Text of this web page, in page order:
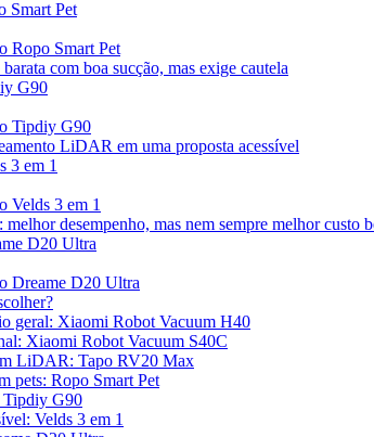
Smart Pet
Ropo Smart Pet
com boa sucção, mas exige cautela
G90
Tipdiy G90
LiDAR em uma proposta acessível
3 em 1
Velds 3 em 1
desempenho, mas nem sempre melhor custo
D20 Ultra
Dreame D20 Ultra
geral: Xiaomi Robot Vacuum H40
Xiaomi Robot Vacuum S40C
LiDAR: Tapo RV20 Max
pets: Ropo Smart Pet
Tipdiy G90
Velds 3 em 1